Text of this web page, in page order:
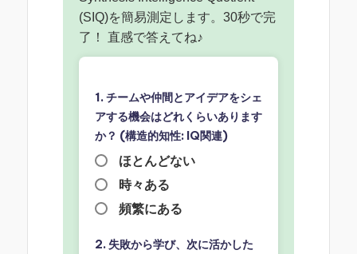
(SIQ)を簡易測定します。30秒で完
了！ 直感で答えてね♪
1. チームや仲間とアイデアをシェ
アする機会はどれくらいあります
か？ (構造的知性: IQ関連)
ほとんどない
時々ある
頻繁にある
2. 失敗から学び、次に活かした